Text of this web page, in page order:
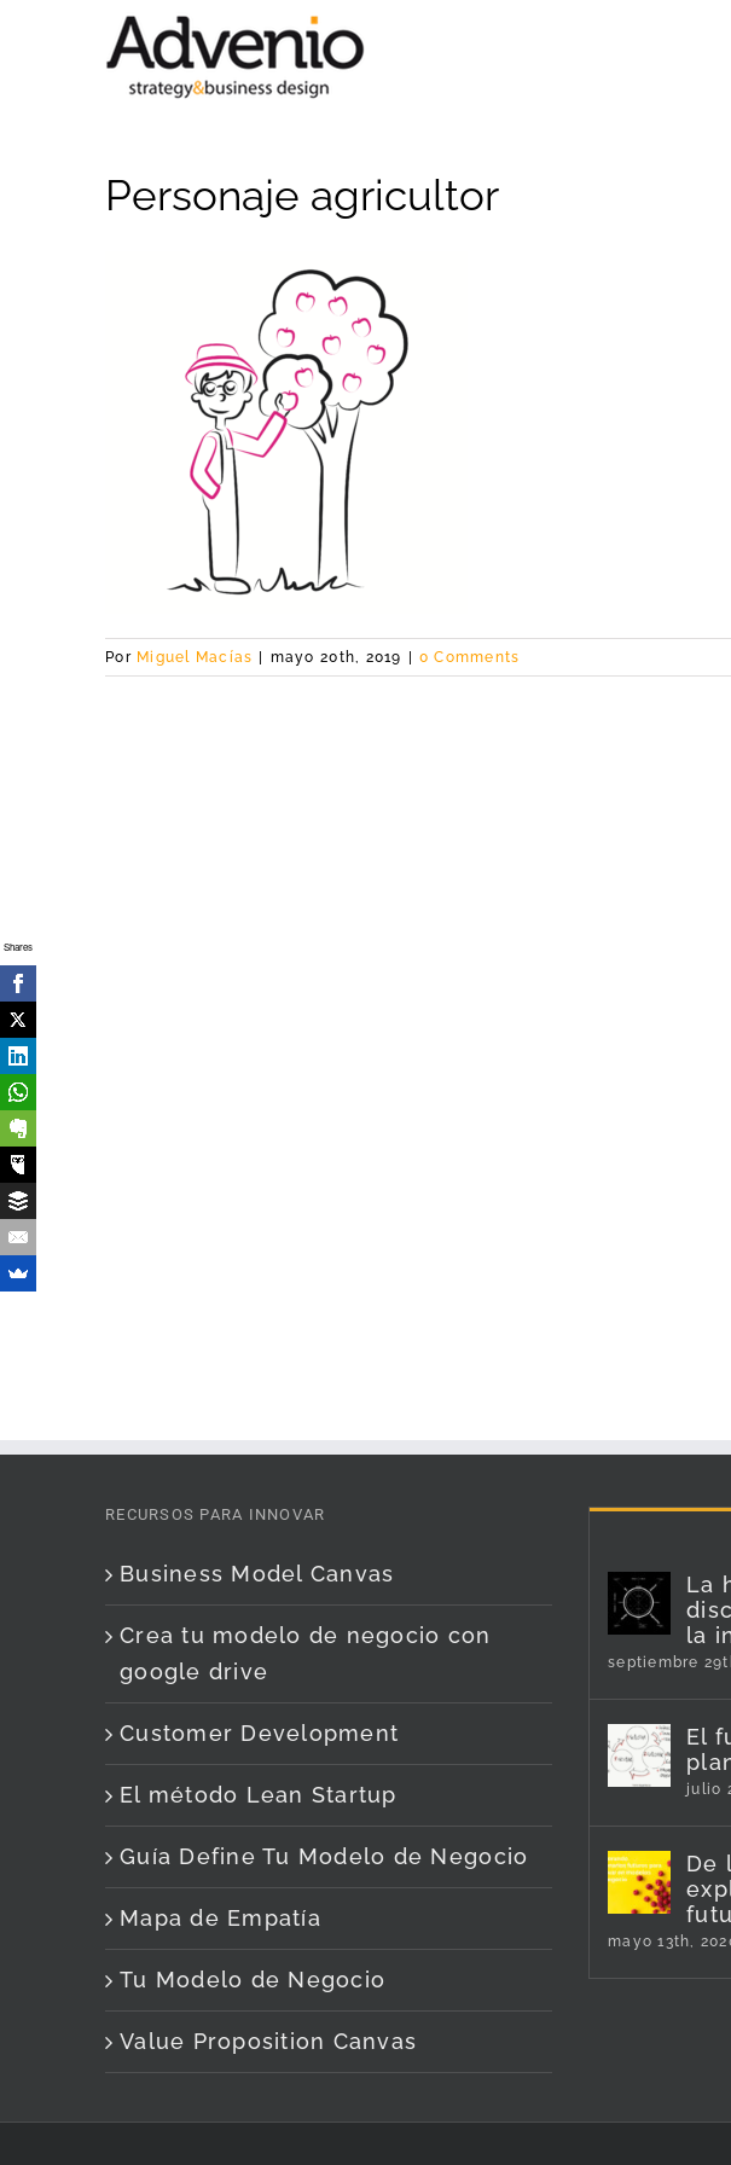
Personaje agricultor
Por Miguel Macías mayo 20th, 2019 0 Comments
RECURSOS PARA INNOVAR
Business Model Canvas
Crea tu modelo de negocio con
google drive
Customer Development
El método Lean Startup
Guía Define Tu Modelo de Negocio
Mapa de Empatía
Tu Modelo de Negocio
Value Proposition Canvas
La
la
septiembre
El
julio
De
mayo 13th,
Shares